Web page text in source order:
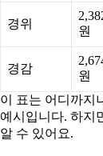
경위
원
경감
원
이 표는 어디까지
예시입니다. 하지
알 수 있어요.